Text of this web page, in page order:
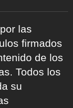
las
firmados
de los
Todos los
su